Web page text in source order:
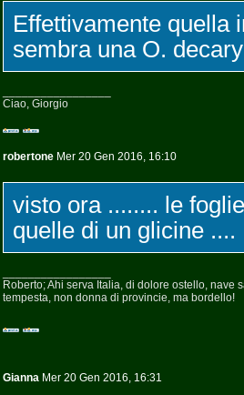
Effettivamente quella
sembra una O.
Ciao, Giorgio
robertone Mer 20 Gen 2016, 16:10
visto ora ........ le
quelle di un glicine ....
Roberto; Ahi serva Italia, di dolore ostello, nave
tempesta, non donna di provincie, ma bordello!
Gianna Mer 20 Gen 2016, 16:31